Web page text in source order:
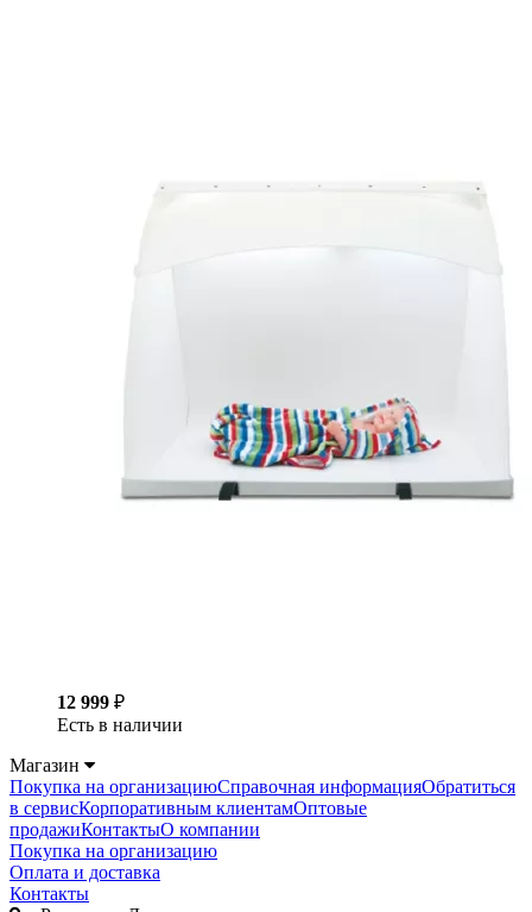
12 999 ₽
Есть в наличии
Магазин
Покупка на организациюСправочная информацияОбратиться
в сервисКорпоративным клиентамОптовые
продажиКонтактыО компании
Покупка на организацию
Оплата и доставка
Контакты